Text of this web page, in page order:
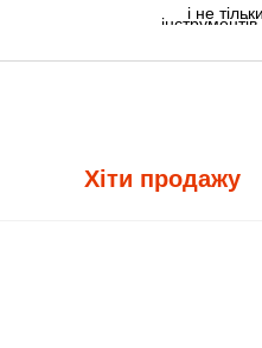
і не тільки
Хіти продажу